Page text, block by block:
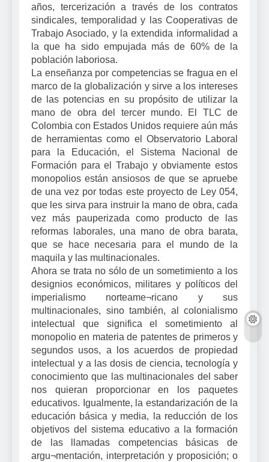
años, tercerización a través de los contratos
sindicales, temporalidad y las Cooperativas de
Trabajo Asociado, y la extendida informalidad a
la que ha sido empujada más de 60% de la
población laboriosa.
La enseñanza por competencias se fragua en el
marco de la globalización y sirve a los intereses
de las potencias en su propósito de utilizar la
mano de obra del tercer mundo. El TLC de
Colombia con Estados Unidos requiere aún más
de herramientas como el Observatorio Laboral
para la Educación, el Sistema Nacional de
Formación para el Trabajo y obviamente estos
monopolios están ansiosos de que se apruebe
de una vez por todas este proyecto de Ley 054,
que les sirva para instruir la mano de obra, cada
vez más pauperizada como producto de las
reformas laborales, una mano de obra barata,
que se hace necesaria para el mundo de la
maquila y las multinacionales.
Ahora se trata no sólo de un sometimiento a los
designios económicos, militares y políticos del
imperialismo norteame¬ricano y sus
multinacionales, sino también, al colonialismo
intelectual que significa el sometimiento al
monopolio en materia de patentes de primeros y
segundos usos, a los acuerdos de propiedad
intelectual y a las dosis de ciencia, tecnología y
conocimiento que las multinacionales del saber
nos quieran proporcionar en los paquetes
educativos. Igualmente, la estandarización de la
educación básica y media, la reducción de los
objetivos del sistema educativo a la formación
de las llamadas competencias básicas de
argu¬mentación, interpretación y proposición; o